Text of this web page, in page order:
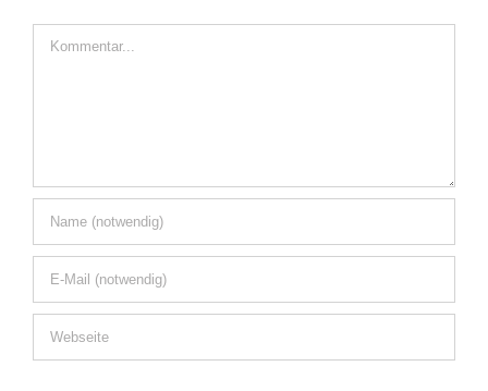
Kommentar